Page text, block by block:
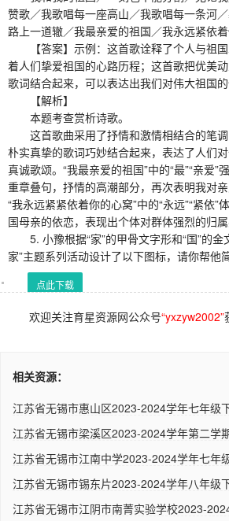
赞歌／我歌唱每一座高山／我歌唱每一条河
路上一道辙／我最亲爱的祖国／我永远紧依
【答案】示例：这首歌诠释了个人与祖国
着人们挚爱祖国的心路历程；这首歌把优美
歌词结合起来，可以表达出我们对伟大祖国的
【解析】
本题考查赏析诗歌。
这首歌曲采用了抒情和激情相结合的笔调
朴实真挚的歌词巧妙结合起来，表达了人们
真诚歌颂。“我最亲爱的祖国”中的“最”“亲爱”
重章叠句，抒情的高潮部分，再次表明我对亲
“我永远紧紧依着你的心窝”中的“永远”“紧依”
国母亲的依恋，表现出个体对群体强烈的归属
5. 小豫根据“家”的甲骨文字形和“国”的金
家”主题系列活动设计了以下图标，请你帮他
点此下载
欢迎关注育星资源网公众号“yxzyw2002”
相关资源：
江苏省无锡市惠山区2023-2024学年七年级
江苏省无锡市梁溪区2023-2024学年第二学
江苏省无锡市江南中学2023-2024学年七年
江苏省无锡市锡东片2023-2024学年八年级
江苏省无锡市江阴市南菁实验学校2023-